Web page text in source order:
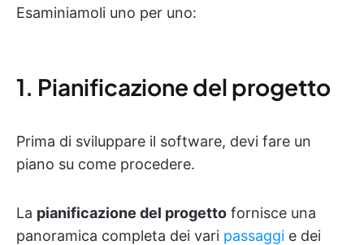
Esaminiamoli uno per uno:
1. Pianificazione del progetto
Prima di sviluppare il software, devi fare un
piano su come procedere.
La pianificazione del progetto fornisce una
panoramica completa dei vari passaggi e dei